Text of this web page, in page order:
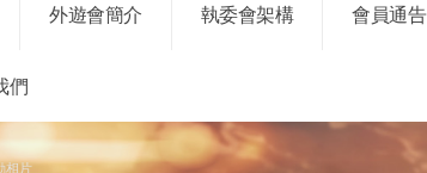
外遊會簡介 執委會架構 會員通告
們
相片